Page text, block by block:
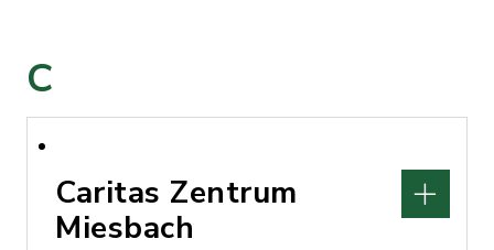
C
Caritas Zentrum
Miesbach